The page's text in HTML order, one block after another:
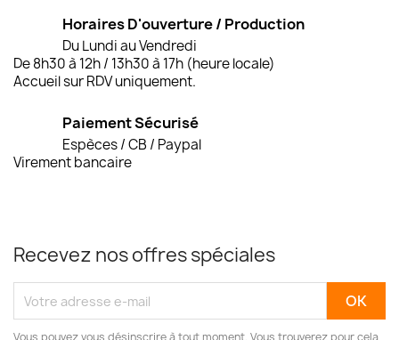
Horaires D'ouverture / Production
Du Lundi au Vendredi
De 8h30 à 12h / 13h30 à 17h (heure locale)
Accueil sur RDV uniquement.
Paiement Sécurisé
Espèces / CB / Paypal
Virement bancaire
Recevez nos offres spéciales